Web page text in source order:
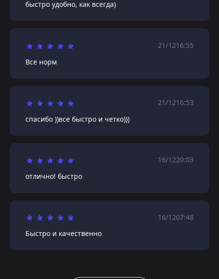
быстро удобно, как всегда)
21/1216:55
Все норм
21/1216:53
спасибо ))все быстро и четко)))
16/1220:03
отлично! быстро
16/1207:48
Быстро и качественно